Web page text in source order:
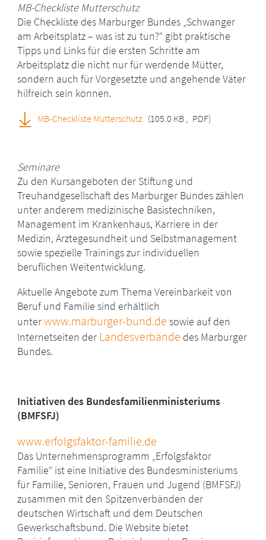
MB-Checkliste Mutterschutz
Die Checkliste des Marburger Bundes „Schwanger
am Arbeitsplatz – was ist zu tun?“ gibt praktische
Tipps und Links für die ersten Schritte am
Arbeitsplatz die nicht nur für werdende Mütter,
sondern auch für Vorgesetzte und angehende Väter
hilfreich sein können.
MB-Checkliste Mutterschutz (105.0 KB , PDF)
Seminare
Zu den Kursangeboten der Stiftung und
Treuhandgesellschaft des Marburger Bundes zählen
unter anderem medizinische Basistechniken,
Management im Krankenhaus, Karriere in der
Medizin, Ärztegesundheit und Selbstmanagement
sowie spezielle Trainings zur individuellen
beruflichen Weitentwicklung.
Aktuelle Angebote zum Thema Vereinbarkeit von
Beruf und Familie sind erhältlich
unterwww.marburger-bund.de sowie auf den
Internetseiten der Landesverbände des Marburger
Bundes.
Initiativen des Bundesfamilienministeriums
(BMFSFJ)
www.erfolgsfaktor-familie.de
Das Unternehmensprogramm „Erfolgsfaktor
Familie“ ist eine Initiative des Bundesministeriums
für Familie, Senioren, Frauen und Jugend (BMFSFJ)
zusammen mit den Spitzenverbänden der
deutschen Wirtschaft und dem Deutschen
Gewerkschaftsbund. Die Website bietet